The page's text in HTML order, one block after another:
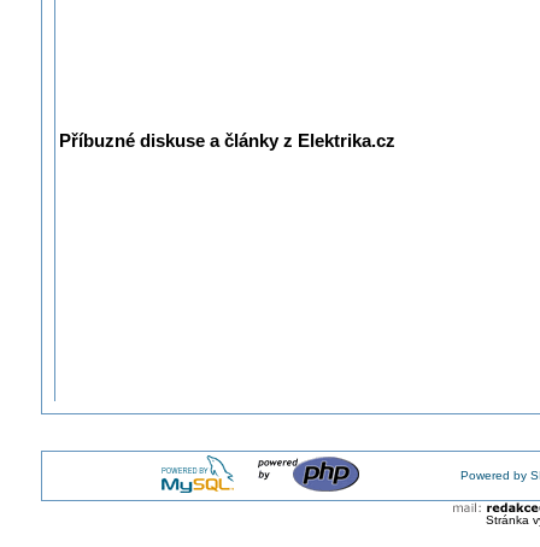
Příbuzné diskuse a články z Elektrika.cz
Powered by
Stránka